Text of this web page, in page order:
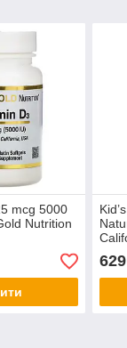
mcg 5000
Nutrition
629